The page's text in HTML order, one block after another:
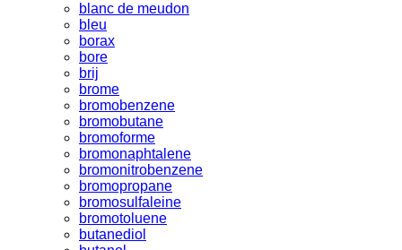
blanc de meudon
bleu
borax
bore
brij
brome
bromobenzene
bromobutane
bromoforme
bromonaphtalene
bromonitrobenzene
bromopropane
bromosulfaleine
bromotoluene
butanediol